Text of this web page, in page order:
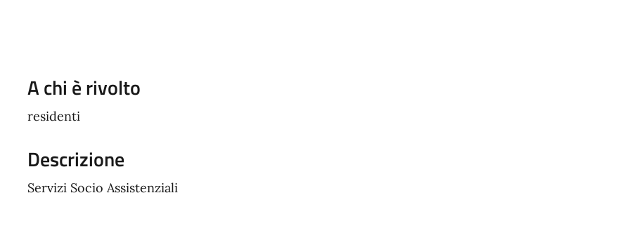
A chi è rivolto
residenti
Descrizione
Servizi Socio Assistenziali